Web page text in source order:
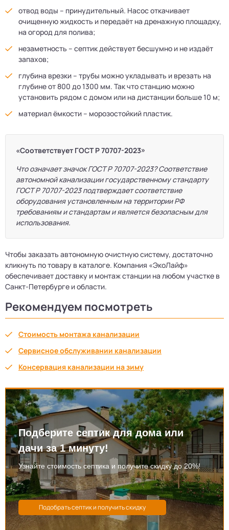
отвод воды – принудительный. Насос откачивает
очищенную жидкость и передаёт на дренажную площадку,
на огород для полива;
незаметность – септик действует бесшумно и не издаёт
запахов;
глубина врезки – трубы можно укладывать и врезать на
глубине от 800 до 1300 мм. Так что станцию можно
установить рядом с домом или на дистанции больше 10 м;
материал ёмкости – морозостойкий пластик.
«Соответствует ГОСТ Р 70707-2023»
Что означает значок ГОСТ Р 70707-2023? Соответствие
автономной канализации государственному стандарту
ГОСТ Р 70707-2023 подтверждает соответствие
оборудования установленным на территории РФ
требованиям и стандартам и является безопасным для
использования.
Чтобы заказать автономную очистную систему, достаточно
кликнуть по товару в каталоге. Компания «ЭкоЛайф»
обеспечивает доставку и монтаж станции на любом участке в
Санкт-Петербурге и области.
Рекомендуем посмотреть
Стоимость монтажа канализации
Сервисное обслуживании канализации
Консервация канализации на зиму
Подберите септик для дома или
дачи за 1 минуту!
Узнайте стоимость септика и получите скидку до 20%!